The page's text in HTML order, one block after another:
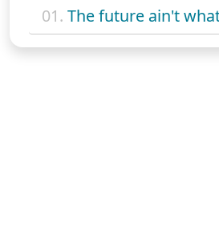
01. The future ain't